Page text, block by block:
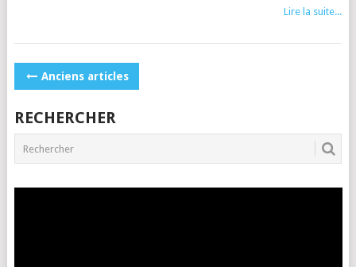
Lire la suite...
POSTS
Anciens articles
RECHERCHER